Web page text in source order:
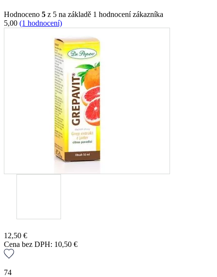
Hodnoceno 5 z 5 na základě 1 hodnocení zákazníka
5,00 (1 hodnocení)
12,50 €
Cena bez DPH: 10,50 €
74